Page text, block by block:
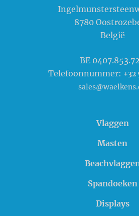
8780
België
BE
Telefoonnummer: +32
Vlaggen
Masten
Spandoeken
Displays